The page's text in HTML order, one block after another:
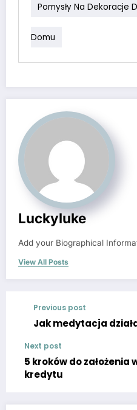
Pomysły Na Dekoracje
Domu
Luckyluke
Add your Biographical
View All Posts
Previous post
Jak medytacja
Next post
5 kroków do założenia
kredytu